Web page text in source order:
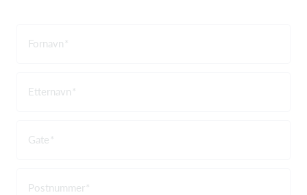
Fornavn
Etternavn
Gate
Postnummer